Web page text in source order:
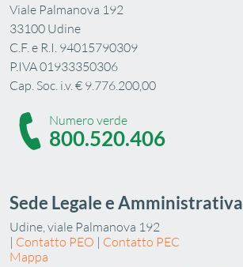
Viale Palmanova 192
33100 Udine
C.F. e R.I. 94015790309
P.IVA 01933350306
Cap. Soc. i.v. € 9.776.200,00
Numero verde
800.520.406
Sede Legale e Amministrativa
Udine, viale Palmanova 192
| Contatto PEO | Contatto PEC
Mappa